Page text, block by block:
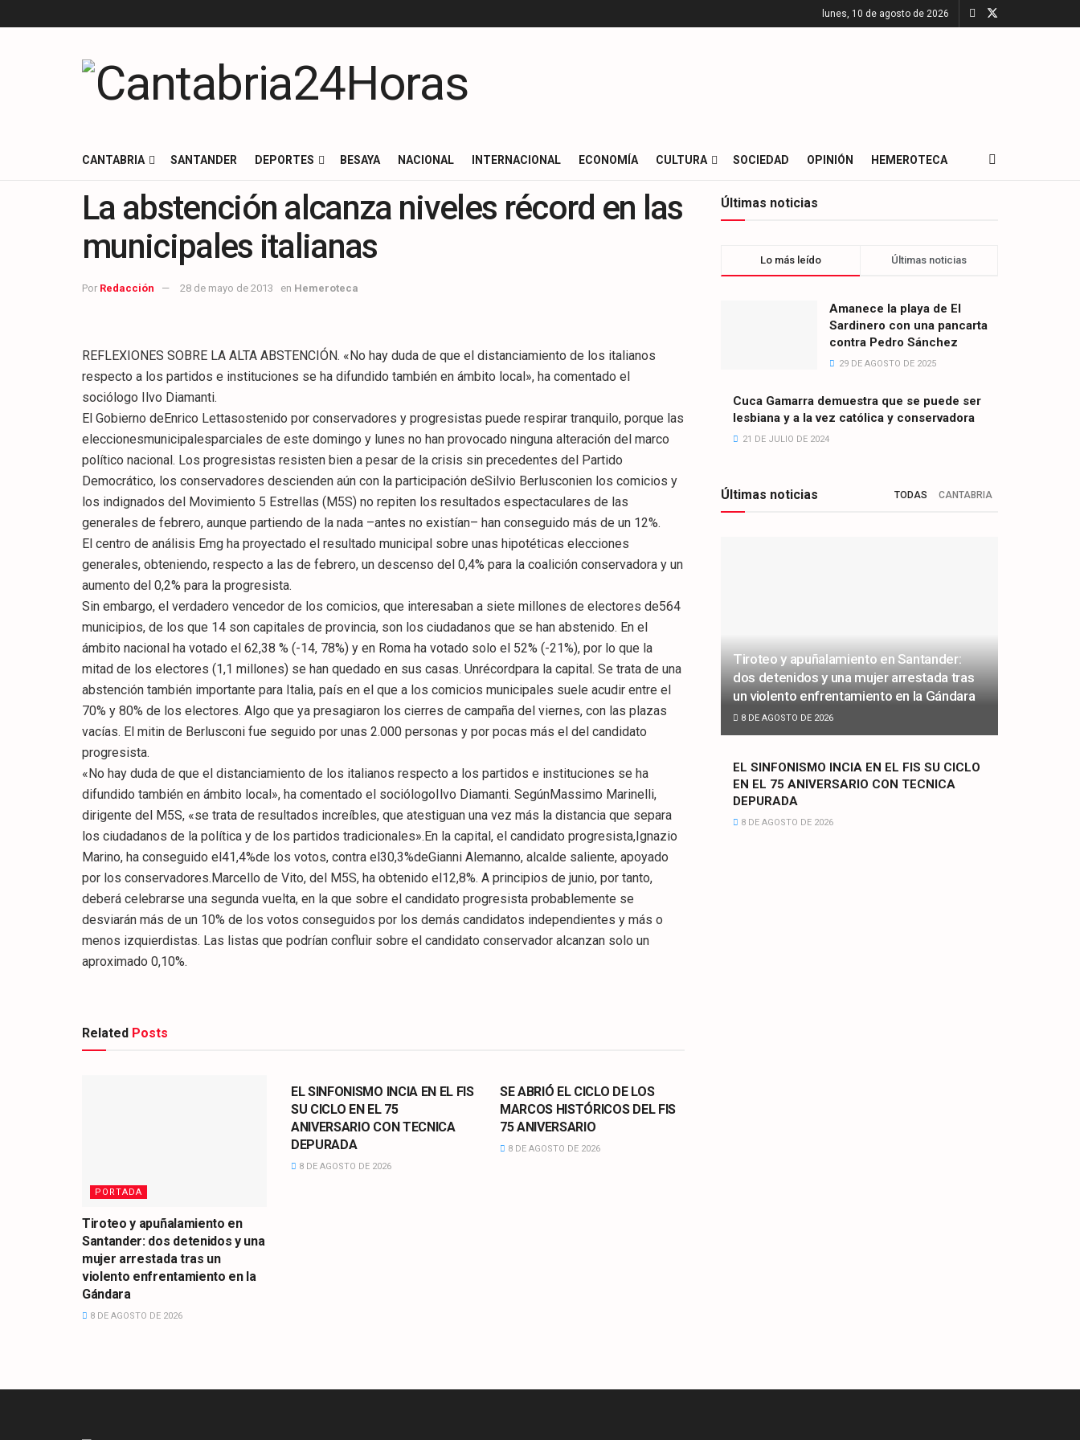
lunes, 10 de agosto de 2026
CANTABRIA SANTANDER DEPORTES BESAYA NACIONAL INTERNACIONAL ECONOMÍA CULTURA SOCIEDAD OPINIÓN HEMEROTECA
La abstención alcanza niveles récord en las
municipales italianas
Por Redacción 28 de mayo de 2013 en Hemeroteca
REFLEXIONES SOBRE LA ALTA ABSTENCIÓN. «No hay duda de que el distanciamiento de los italianos
respecto a los partidos e instituciones se ha difundido también en ámbito local», ha comentado el
sociólogo Ilvo Diamanti.
El Gobierno deEnrico Lettasostenido por conservadores y progresistas puede respirar tranquilo, porque las
eleccionesmunicipalesparciales de este domingo y lunes no han provocado ninguna alteración del marco
político nacional. Los progresistas resisten bien a pesar de la crisis sin precedentes del Partido
Democrático, los conservadores descienden aún con la participación deSilvio Berlusconien los comicios y
los indignados del Movimiento 5 Estrellas (M5S) no repiten los resultados espectaculares de las
generales de febrero, aunque partiendo de la nada –antes no existían– han conseguido más de un 12%.
El centro de análisis Emg ha proyectado el resultado municipal sobre unas hipotéticas elecciones
generales, obteniendo, respecto a las de febrero, un descenso del 0,4% para la coalición conservadora y un
aumento del 0,2% para la progresista.
Sin embargo, el verdadero vencedor de los comicios, que interesaban a siete millones de electores de564
municipios, de los que 14 son capitales de provincia, son los ciudadanos que se han abstenido. En el
ámbito nacional ha votado el 62,38 % (-14, 78%) y en Roma ha votado solo el 52% (-21%), por lo que la
mitad de los electores (1,1 millones) se han quedado en sus casas. Unrécordpara la capital. Se trata de una
abstención también importante para Italia, país en el que a los comicios municipales suele acudir entre el
70% y 80% de los electores. Algo que ya presagiaron los cierres de campaña del viernes, con las plazas
vacías. El mitin de Berlusconi fue seguido por unas 2.000 personas y por pocas más el del candidato
progresista.
«No hay duda de que el distanciamiento de los italianos respecto a los partidos e instituciones se ha
difundido también en ámbito local», ha comentado el sociólogoIlvo Diamanti. SegúnMassimo Marinelli,
dirigente del M5S, «se trata de resultados increíbles, que atestiguan una vez más la distancia que separa
los ciudadanos de la política y de los partidos tradicionales».En la capital, el candidato progresista,Ignazio
Marino, ha conseguido el41,4%de los votos, contra el30,3%deGianni Alemanno, alcalde saliente, apoyado
por los conservadores.Marcello de Vito, del M5S, ha obtenido el12,8%. A principios de junio, por tanto,
deberá celebrarse una segunda vuelta, en la que sobre el candidato progresista probablemente se
desviarán más de un 10% de los votos conseguidos por los demás candidatos independientes y más o
menos izquierdistas. Las listas que podrían confluir sobre el candidato conservador alcanzan solo un
aproximado 0,10%.
Related Posts
PORTADA
Tiroteo y apuñalamiento en
Santander: dos detenidos y una
mujer arrestada tras un
violento enfrentamiento en la
Gándara
8 DE AGOSTO DE 2026
EL SINFONISMO INCIA EN EL FIS
SU CICLO EN EL 75
ANIVERSARIO CON TECNICA
DEPURADA
8 DE AGOSTO DE 2026
SE ABRIÓ EL CICLO DE LOS
MARCOS HISTÓRICOS DEL FIS
75 ANIVERSARIO
8 DE AGOSTO DE 2026
Últimas noticias
Lo más leído Últimas noticias
Amanece la playa de El
Sardinero con una pancarta
contra Pedro Sánchez
29 DE AGOSTO DE 2025
Cuca Gamarra demuestra que se puede ser
lesbiana y a la vez católica y conservadora
21 DE JULIO DE 2024
Últimas noticias TODAS CANTABRIA
Tiroteo y apuñalamiento en Santander:
dos detenidos y una mujer arrestada tras
un violento enfrentamiento en la Gándara
8 DE AGOSTO DE 2026
EL SINFONISMO INCIA EN EL FIS SU CICLO
EN EL 75 ANIVERSARIO CON TECNICA
DEPURADA
8 DE AGOSTO DE 2026